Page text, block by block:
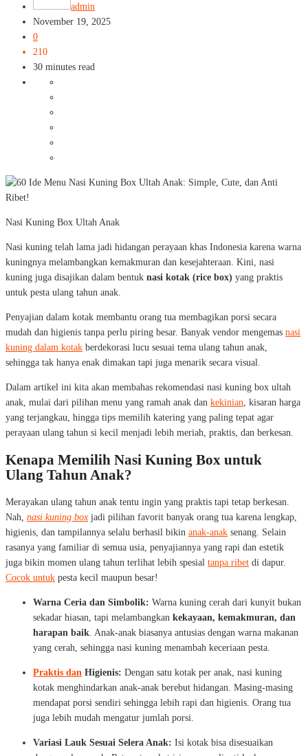
admin
November 19, 2025
0
210
30 minutes read
Nasi Kuning Box Ultah Anak
Nasi kuning telah lama jadi hidangan perayaan khas Indonesia karena warna
kuningnya melambangkan kemakmuran dan kesejahteraan. Kini, nasi
kuning juga disajikan dalam bentuk nasi kotak (rice box) yang praktis
untuk pesta ulang tahun anak.
Penyajian dalam kotak membantu orang tua membagikan porsi secara
mudah dan higienis tanpa perlu piring besar. Banyak vendor mengemas nasi
kuning dalam kotak berdekorasi lucu sesuai tema ulang tahun anak,
sehingga tak hanya enak dimakan tapi juga menarik secara visual.
Dalam artikel ini kita akan membahas rekomendasi nasi kuning box ultah
anak, mulai dari pilihan menu yang ramah anak dan kekinian , kisaran harga
yang terjangkau, hingga tips memilih katering yang paling tepat agar
perayaan ulang tahun si kecil menjadi lebih meriah, praktis, dan berkesan.
Kenapa Memilih Nasi Kuning Box untuk
Ulang Tahun Anak?
Merayakan ulang tahun anak tentu ingin yang praktis tapi tetap berkesan.
Nah, nasi kuning box jadi pilihan favorit banyak orang tua karena lengkap,
higienis, dan tampilannya selalu berhasil bikin anak-anak senang. Selain
rasanya yang familiar di semua usia, penyajiannya yang rapi dan estetik
juga bikin momen ulang tahun terlihat lebih spesial tanpa ribet di dapur.
Cocok untuk pesta kecil maupun besar!
Warna Ceria dan Simbolik: Warna kuning cerah dari kunyit bukan
sekadar hiasan, tapi melambangkan kekayaan, kemakmuran, dan
harapan baik . Anak-anak biasanya antusias dengan warna makanan
yang cerah, sehingga nasi kuning menambah keceriaan pesta.
Praktis dan Higienis: Dengan satu kotak per anak, nasi kuning
kotak menghindarkan anak-anak berebut hidangan. Masing-masing
mendapat porsi sendiri sehingga lebih rapi dan higienis. Orang tua
juga lebih mudah mengatur jumlah porsi.
Variasi Lauk Sesuai Selera Anak: Isi kotak bisa disesuaikan